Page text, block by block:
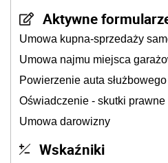
Aktywne
Umowa kupna-sprzedaży
Umowa najmu miejsca
Powierzenie auta służbowego
Oświadczenie - skutki prawne
Umowa darowizny
Wskaźniki